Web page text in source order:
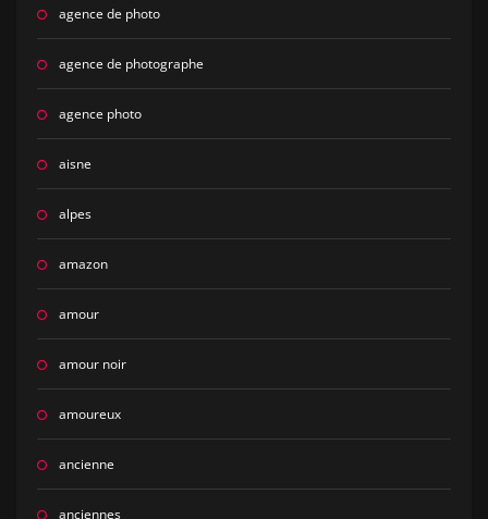
agence de photo
agence de photographe
agence photo
aisne
alpes
amazon
amour
amour noir
amoureux
ancienne
anciennes